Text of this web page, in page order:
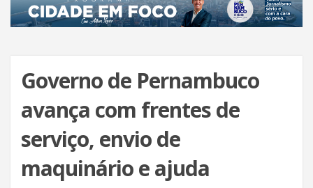
Governo de Pernambuco
avança com frentes de
serviço, envio de
maquinário e ajuda